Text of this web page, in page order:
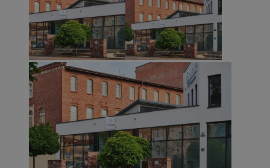
Niezbędne pliki cookie umożliwiają korzystanie z podstawowych
takich jak logowanie użytkownika i zarządzanie kontem. Bez
można prawidłowo korzystać ze strony internetowej.
Nazwa
Provider/
Domena
SessID
zabrze.com.pl
QeSessID
MvSessID zabrze.com.pl